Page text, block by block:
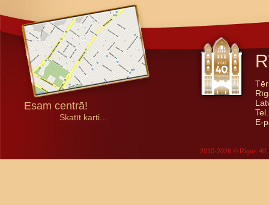
Esam centrā!
Skatīt karti...
E-
2010-2026 © Rīgas